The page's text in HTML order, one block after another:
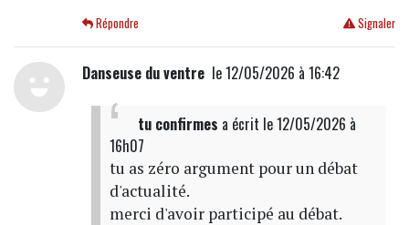
Signaler
Répondre
Danseuse du ventre le 12/05/2026 à 16:42
tu confirmes a écrit le 12/05/2026 à
16h07
tu as zéro argument pour un débat
d'actualité.
merci d'avoir participé au débat.